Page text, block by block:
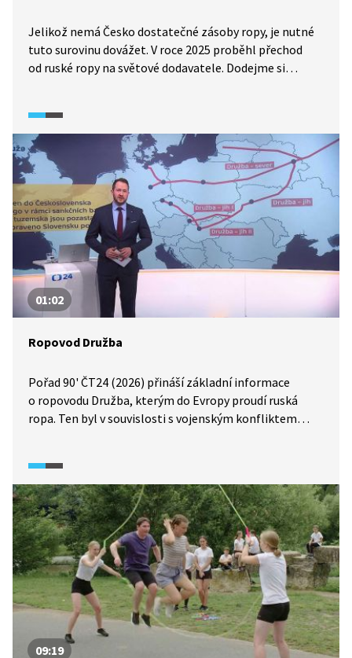
Jelikož nemá Česko dostatečné zásoby ropy, je nutné
tuto surovinu dovážet. V roce 2025 proběhl přechod
od ruské ropy na světové dodavatele. Dodejme si
z italského Terstu.
01:02
Ropovod Družba
Pořad 90' ČT24 (2026) přináší základní informace
o ropovodu Družba, kterým do Evropy proudí ruská
ropa. Ten byl v souvislosti s vojenským konfliktem
09:19